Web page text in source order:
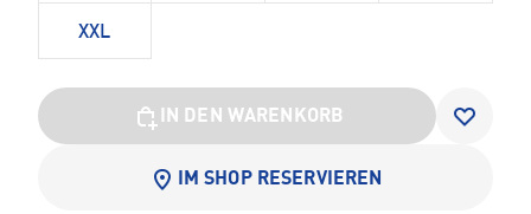
XXL
IN DEN WARENKORB
IM SHOP RESERVIEREN